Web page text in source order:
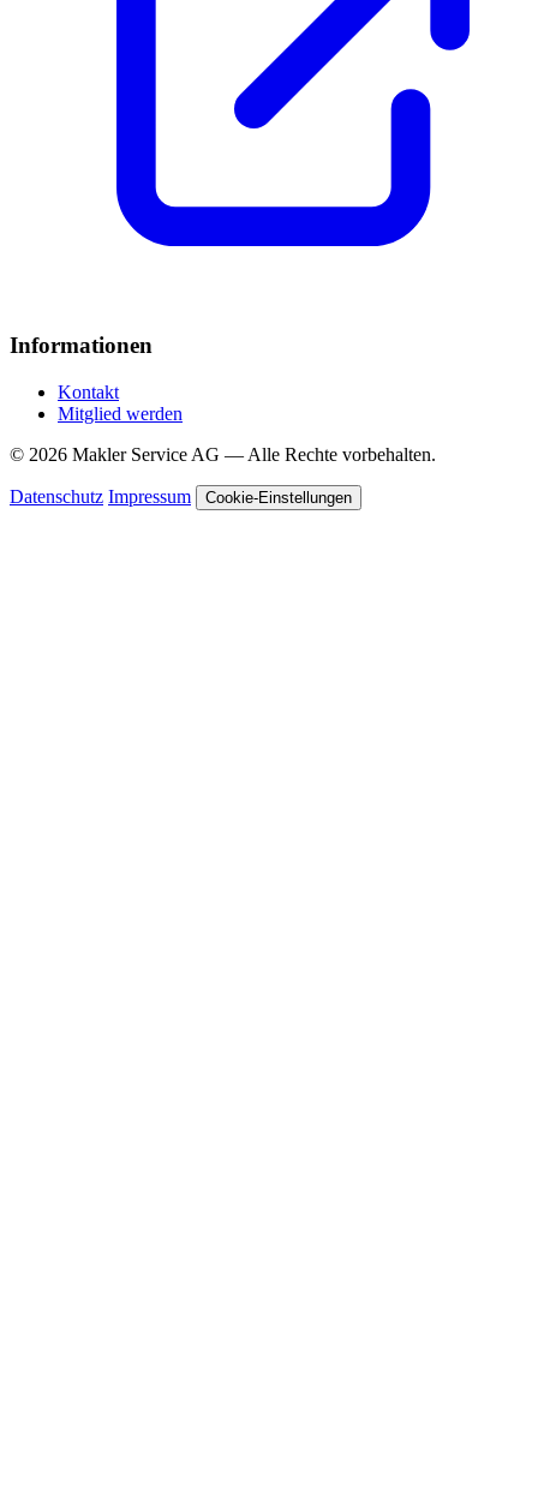
Informationen
Kontakt
Mitglied werden
© 2026 Makler Service AG — Alle Rechte vorbehalten.
Datenschutz Impressum Cookie-Einstellungen